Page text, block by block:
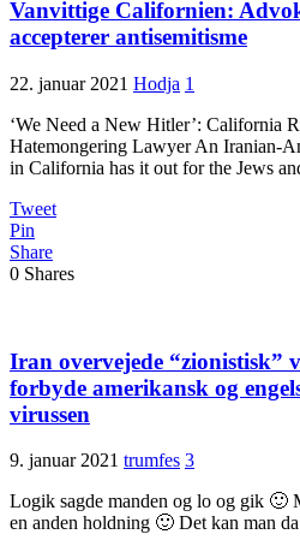
Vanvittige Californien:
accepterer antisemitisme
22. januar 2021 Hodja 1
‘We Need a New Hitler’: California
Hatemongering Lawyer An Iranian-
in California has it out for the Jews
Tweet
Pin
Share
0 Shares
Iran overvejede “zionistisk”
forbyde amerikansk og
virussen
9. januar 2021 trumfes 3
Logik sagde manden og lo og gik 🙂
en anden holdning 🙂 Det kan man